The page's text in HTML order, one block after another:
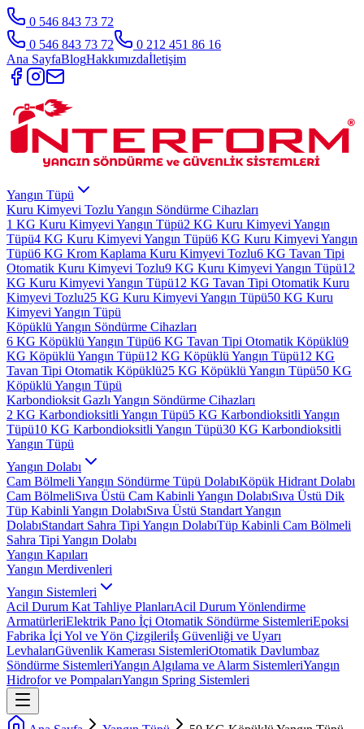
0 546 843 73 72
0 546 843 73 72
0 212 451 86 16
Ana SayfaBlogHakkımızdaİletişim
Yangın Tüpü
Kuru Kimyevi Tozlu Yangın Söndürme Cihazları
1 KG Kuru Kimyevi Yangın Tüpü2 KG Kuru Kimyevi Yangın
Tüpü4 KG Kuru Kimyevi Yangın Tüpü6 KG Kuru Kimyevi Yangın
Tüpü6 KG Krom Kaplama Kuru Kimyevi Tozlu6 KG Tavan Tipi
Otomatik Kuru Kimyevi Tozlu9 KG Kuru Kimyevi Yangın Tüpü12
KG Kuru Kimyevi Yangın Tüpü12 KG Tavan Tipi Otomatik Kuru
Kimyevi Tozlu25 KG Kuru Kimyevi Yangın Tüpü50 KG Kuru
Kimyevi Yangın Tüpü
Köpüklü Yangın Söndürme Cihazları
6 KG Köpüklü Yangın Tüpü6 KG Tavan Tipi Otomatik Köpüklü9
KG Köpüklü Yangın Tüpü12 KG Köpüklü Yangın Tüpü12 KG
Tavan Tipi Otomatik Köpüklü25 KG Köpüklü Yangın Tüpü50 KG
Köpüklü Yangın Tüpü
Karbondioksit Gazlı Yangın Söndürme Cihazları
2 KG Karbondioksitli Yangın Tüpü5 KG Karbondioksitli Yangın
Tüpü10 KG Karbondioksitli Yangın Tüpü30 KG Karbondioksitli
Yangın Tüpü
Yangın Dolabı
Cam Bölmeli Yangın Söndürme Tüpü DolabıKöpük Hidrant Dolabı
Cam BölmeliSıva Üstü Cam Kabinli Yangın DolabıSıva Üstü Dik
Tüp Kabinli Yangın DolabıSıva Üstü Standart Yangın
DolabıStandart Sahra Tipi Yangın DolabıTüp Kabinli Cam Bölmeli
Sahra Tipi Yangın Dolabı
Yangın Kapıları
Yangın Merdivenleri
Yangın Sistemleri
Acil Durum Kat Tahliye PlanlarıAcil Durum Yönlendirme
ArmatürleriElektrik Pano İçi Otomatik Söndürme SistemleriEpoksi
Fabrika İçi Yol ve Yön Çizgileriİş Güvenliği ve Uyarı
LevhalarıGüvenlik Kamerası SistemleriOtomatik Davlumbaz
Söndürme SistemleriYangın Algılama ve Alarm SistemleriYangın
Hidrofor ve PompalarıYangın Spring Sistemleri